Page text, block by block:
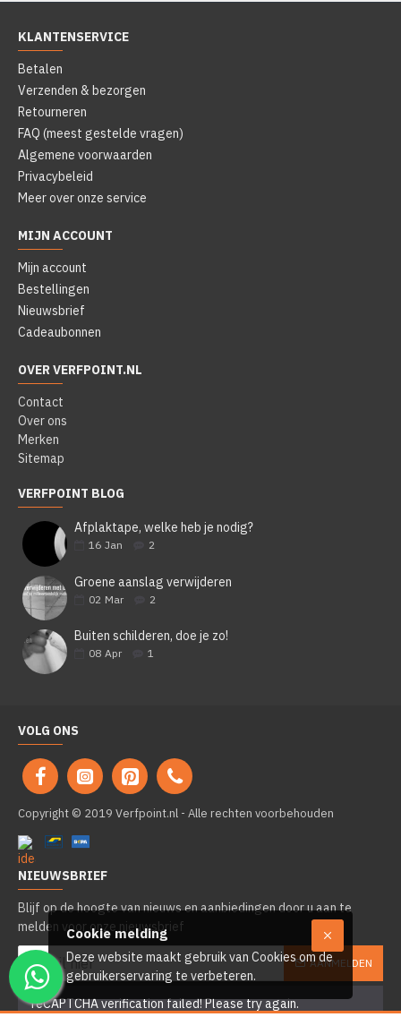
KLANTENSERVICE
Betalen
Verzenden & bezorgen
Retourneren
FAQ (meest gestelde vragen)
Algemene voorwaarden
Privacybeleid
Meer over onze service
MIJN ACCOUNT
Mijn account
Bestellingen
Nieuwsbrief
Cadeaubonnen
OVER VERFPOINT.NL
Contact
Over ons
Merken
Sitemap
VERFPOINT BLOG
Afplaktape, welke heb je nodig?
16 Jan 2
Groene aanslag verwijderen
02 Mar 2
Buiten schilderen, doe je zo!
08 Apr 1
VOLG ONS
Copyright © 2019 Verfpoint.nl - Alle rechten voorbehouden
NIEUWSBRIEF
Blijf op de hoogte van nieuws en aanbiedingen door u aan te
melden voor onze nieuwsbrief
AANMELDEN
reCAPTCHA verification failed! Please try again.
Cookie melding
Deze website maakt gebruik van Cookies om de
gebruikerservaring te verbeteren.